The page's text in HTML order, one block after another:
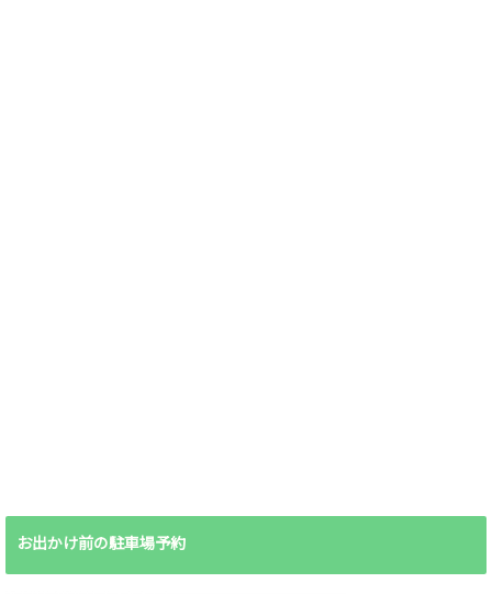
お出かけ前の駐車場予約